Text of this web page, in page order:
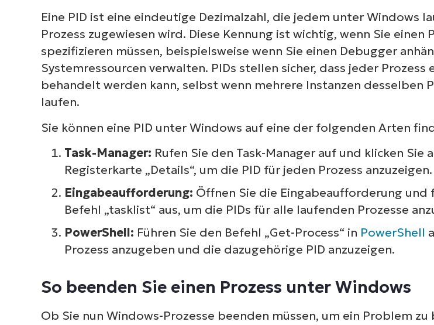
Eine PID ist eine eindeutige Dezimalzahl, die jedem unter Windows
Prozess zugewiesen wird. Diese Kennung ist wichtig, wenn Sie einen
spezifizieren müssen, beispielsweise wenn Sie einen Debugger
Systemressourcen verwalten. PIDs stellen sicher, dass jeder Prozess
behandelt werden kann, selbst wenn mehrere Instanzen desselben
laufen.
Sie können eine PID unter Windows auf eine der folgenden Arten
Task-Manager: Rufen Sie den Task-Manager auf und klicken Sie
Registerkarte „Details“, um die PID für jeden Prozess anzuzeigen.
Eingabeaufforderung: Öffnen Sie die Eingabeaufforderung und
Befehl „tasklist“ aus, um die PIDs für alle laufenden Prozesse
PowerShell: Führen Sie den Befehl „Get-Process“ in PowerShell
Prozess anzugeben und die dazugehörige PID anzuzeigen.
So beenden Sie einen Prozess unter Windows
Ob Sie nun Windows-Prozesse beenden müssen, um ein Problem zu